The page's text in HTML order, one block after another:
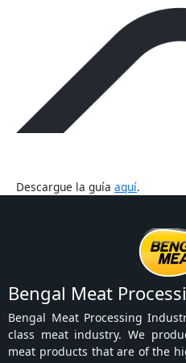
Descargue la guía aquí.
Bengal Meat
Bengal Meat Processing
class meat industry. We
meat products that are of the